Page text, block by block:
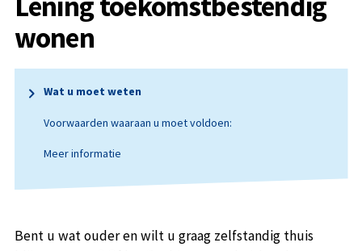
wonen
Wat u moet weten
Voorwaarden waaraan u moet voldoen:
Meer informatie
Bent u wat ouder en wilt u graag zelfstandig thuis